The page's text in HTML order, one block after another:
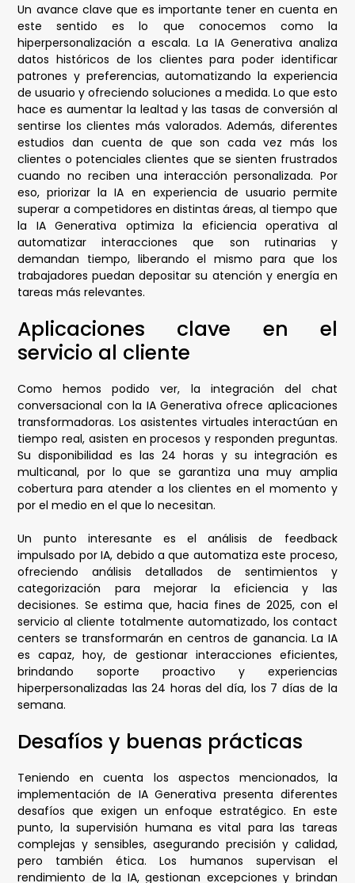
Un avance clave que es importante tener en cuenta en
este sentido es lo que conocemos como la
hiperpersonalización a escala. La IA Generativa analiza
datos históricos de los clientes para poder identificar
patrones y preferencias, automatizando la experiencia
de usuario y ofreciendo soluciones a medida. Lo que esto
hace es aumentar la lealtad y las tasas de conversión al
sentirse los clientes más valorados. Además, diferentes
estudios dan cuenta de que son cada vez más los
clientes o potenciales clientes que se sienten frustrados
cuando no reciben una interacción personalizada. Por
eso, priorizar la IA en experiencia de usuario permite
superar a competidores en distintas áreas, al tiempo que
la IA Generativa optimiza la eficiencia operativa al
automatizar interacciones que son rutinarias y
demandan tiempo, liberando el mismo para que los
trabajadores puedan depositar su atención y energía en
tareas más relevantes.
Aplicaciones clave en el
servicio al cliente
Como hemos podido ver, la integración del chat
conversacional con la IA Generativa ofrece aplicaciones
transformadoras. Los asistentes virtuales interactúan en
tiempo real, asisten en procesos y responden preguntas.
Su disponibilidad es las 24 horas y su integración es
multicanal, por lo que se garantiza una muy amplia
cobertura para atender a los clientes en el momento y
por el medio en el que lo necesitan.
Un punto interesante es el análisis de feedback
impulsado por IA, debido a que automatiza este proceso,
ofreciendo análisis detallados de sentimientos y
categorización para mejorar la eficiencia y las
decisiones. Se estima que, hacia fines de 2025, con el
servicio al cliente totalmente automatizado, los contact
centers se transformarán en centros de ganancia. La IA
es capaz, hoy, de gestionar interacciones eficientes,
brindando soporte proactivo y experiencias
hiperpersonalizadas las 24 horas del día, los 7 días de la
semana.
Desafíos y buenas prácticas
Teniendo en cuenta los aspectos mencionados, la
implementación de IA Generativa presenta diferentes
desafíos que exigen un enfoque estratégico. En este
punto, la supervisión humana es vital para las tareas
complejas y sensibles, asegurando precisión y calidad,
pero también ética. Los humanos supervisan el
rendimiento de la IA, gestionan excepciones y brindan